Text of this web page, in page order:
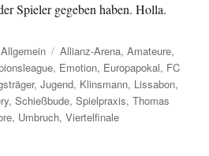
Spieler gegeben haben. Holla.
Kategorien
Allgemein Schlagwörter
Allianz-Arena,Amateure,
, Emotion, Europapokal, FC
,Jugend, Klinsmann, Lissabon,
,Schießbude,Spielpraxis,Thomas
, Umbruch,Viertelfinale